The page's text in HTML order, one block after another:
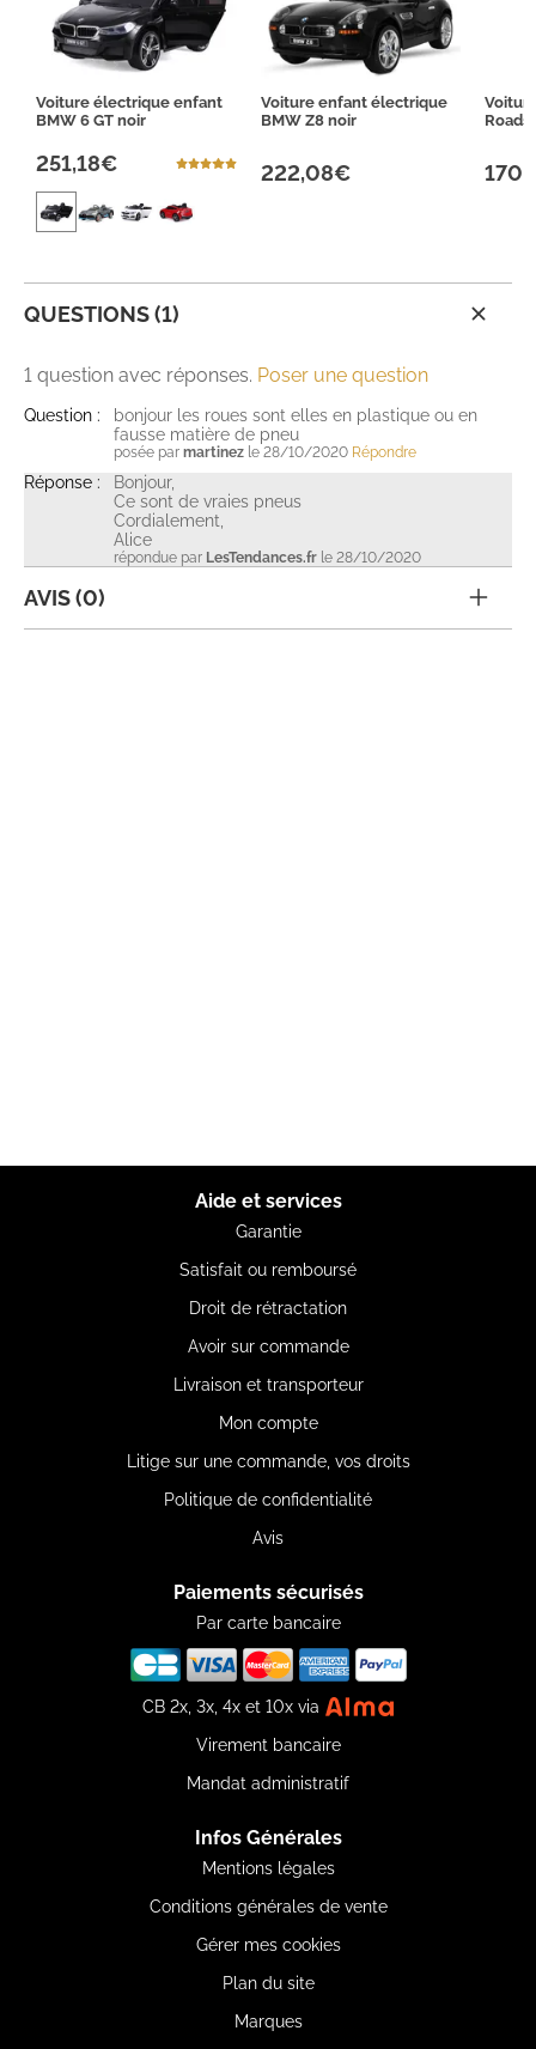
Voiture électrique enfant
BMW 6 GT noir
251,18€
Voiture enfant électrique
BMW Z8 noir
222,08€
QUESTIONS (1)
1 question avec réponses. Poser une question
Question :
bonjour les roues sont elles en plastique ou en
fausse matière de pneu
posée par martinez le 28/10/2020 Répondre
Réponse :
Bonjour,
Ce sont de vraies pneus
Cordialement,
Alice
répondue par LesTendances.fr le 28/10/2020
AVIS (0)
Aide et services
Garantie
Satisfait ou remboursé
Droit de rétractation
Avoir sur commande
Livraison et transporteur
Mon compte
Litige sur une commande, vos droits
Politique de confidentialité
Avis
Paiements sécurisés
Par carte bancaire
CB 2x, 3x, 4x et 10x via
Virement bancaire
Mandat administratif
Infos Générales
Mentions légales
Conditions générales de vente
Gérer mes cookies
Plan du site
Marques